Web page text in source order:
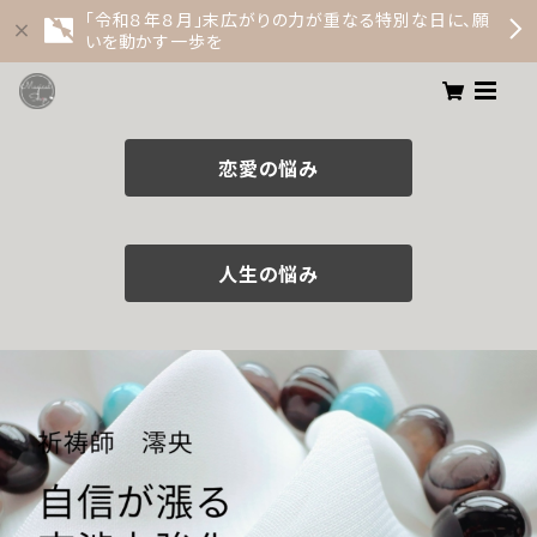
「令和８年８月」末広がりの力が重なる特別な日に、願
いを動かす一歩を
恋愛の悩み
人生の悩み